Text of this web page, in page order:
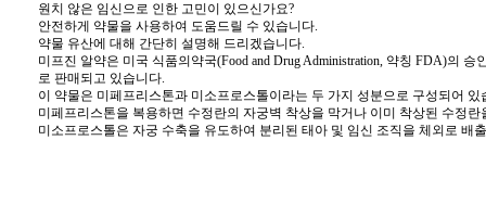
원치 않은 임신으로 인한 고민이 있으신가요?
안전하게 약물을 사용하여 도움드릴 수 있습니다.
약물 유산에 대해 간단히 설명해 드리겠습니다.
미프진 알약은 미국 식품의약국(Food and Drug Administration, 약칭 FDA)의
로 판매되고 있습니다.
이 약물은 미페프리스톤과 미소프로스톨이라는 두 가지 성분으로 구성되어 있
미페프리스톤을 복용하면 수정란의 자궁벽 착상을 막거나 이미 착상된 수정
미소프로스톨은 자궁 수축을 유도하여 분리된 태아 및 임신 조직을 체외로 배